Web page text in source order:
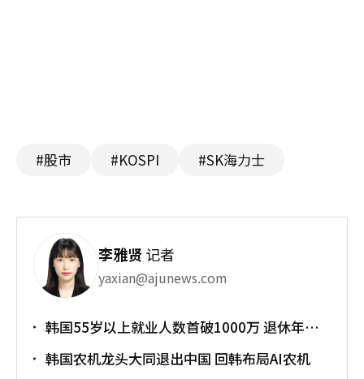
#股市 #KOSPI #SK海力士
李雅贤记者
yaxian@ajunews.com
韩国55岁以上就业人数首破1000万 退休年龄
韩国农机龙头大同退出中国 回韩布局AI农机